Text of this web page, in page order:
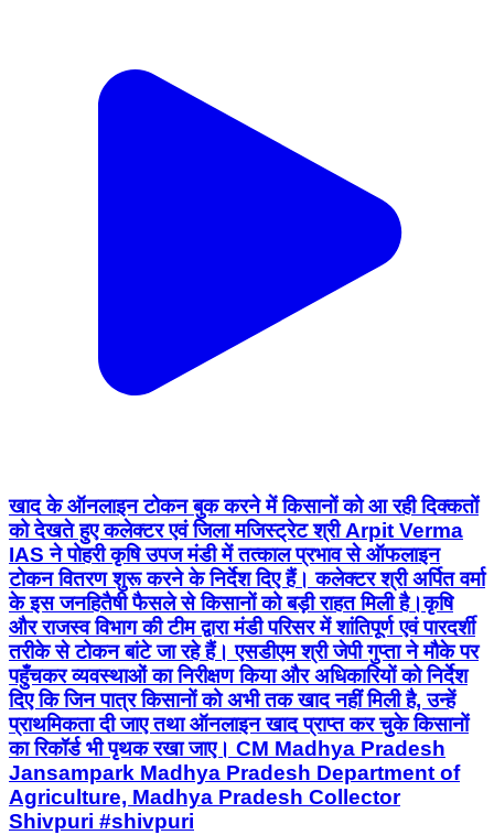
खाद के ऑनलाइन टोकन बुक करने में किसानों को आ रही दिक्कतों
को देखते हुए कलेक्टर एवं जिला मजिस्ट्रेट श्री Arpit Verma
IAS ने पोहरी कृषि उपज मंडी में तत्काल प्रभाव से ऑफलाइन
टोकन वितरण शुरू करने के निर्देश दिए हैं। कलेक्टर श्री अर्पित वर्मा
के इस जनहितैषी फैसले से किसानों को बड़ी राहत मिली है। ​कृषि
और राजस्व विभाग की टीम द्वारा मंडी परिसर में शांतिपूर्ण एवं पारदर्शी
तरीके से टोकन बांटे जा रहे हैं। एसडीएम श्री जेपी गुप्ता ने मौके पर
पहुँचकर व्यवस्थाओं का निरीक्षण किया और अधिकारियों को निर्देश
दिए कि जिन पात्र किसानों को अभी तक खाद नहीं मिली है, उन्हें
प्राथमिकता दी जाए तथा ऑनलाइन खाद प्राप्त कर चुके किसानों
का रिकॉर्ड भी पृथक रखा जाए। CM Madhya Pradesh
Jansampark Madhya Pradesh Department of
Agriculture, Madhya Pradesh Collector
Shivpuri #shivpuri